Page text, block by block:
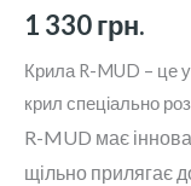
1 330грн.
Крила R-MUD – це
крил спеціально
R-MUD має
щільно прилягає